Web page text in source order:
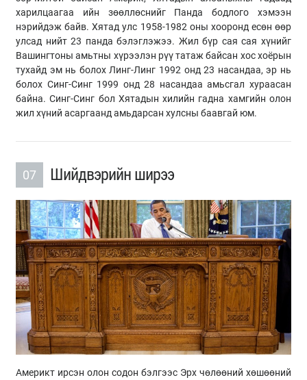
харилцаагаа ийн зөөллөснийг Панда бодлого хэмээн
нэрийдэж байв. Хятад улс 1958-1982 оны хооронд есөн өөр
улсад нийт 23 панда бэлэглэжээ. Жил бүр сая сая хүнийг
Вашингтоны амьтны хүрээлэн рүү татаж байсан хос хоёрын
тухайд эм нь болох Линг-Линг 1992 онд 23 насандаа, эр нь
болох Синг-Синг 1999 онд 28 насандаа амьсгал хураасан
байна. Синг-Синг бол Хятадын хилийн гадна хамгийн олон
жил хүний асаргаанд амьдарсан хулсны баавгай юм.
07 Шийдвэрийн ширээ
Америкт ирсэн олон содон бэлгээс Эрх чөлөөний хөшөөний